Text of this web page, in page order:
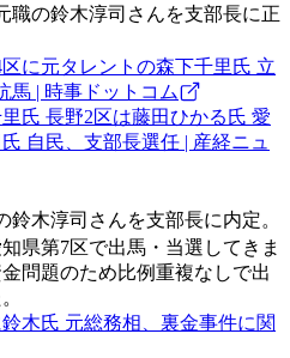
職の鈴木淳司さんを支部長に正
に元タレントの森下千里氏 立
馬 | 時事ドットコム
氏 長野2区は藤田ひかる氏 愛
自民、支部長選任 | 産経ニュ
鈴木淳司さんを支部長に内定。
県第7区で出馬・当選してきま
問題のため比例重複なしで出
木氏 元総務相、裏金事件に関